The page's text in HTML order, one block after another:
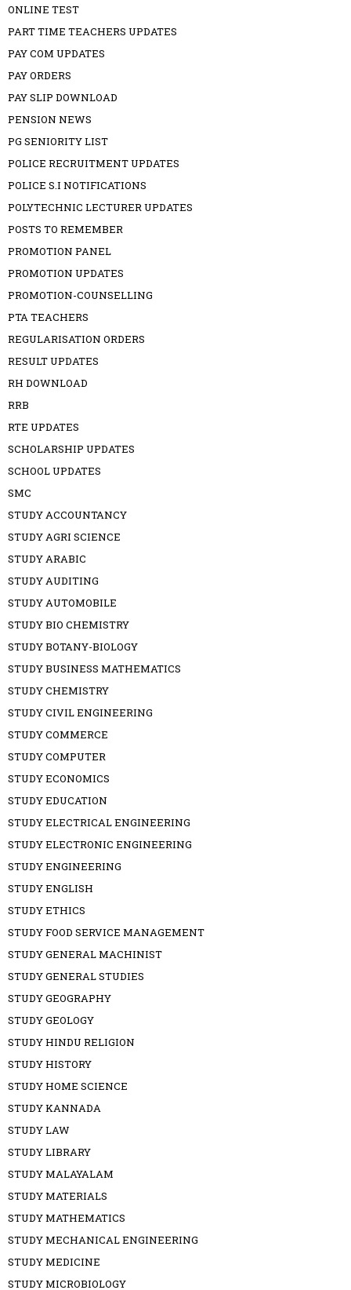
ONLINE TEST
PART TIME TEACHERS UPDATES
PAY COM UPDATES
PAY ORDERS
PAY SLIP DOWNLOAD
PENSION NEWS
PG SENIORITY LIST
POLICE RECRUITMENT UPDATES
POLICE S.I NOTIFICATIONS
POLYTECHNIC LECTURER UPDATES
POSTS TO REMEMBER
PROMOTION PANEL
PROMOTION UPDATES
PROMOTION-COUNSELLING
PTA TEACHERS
REGULARISATION ORDERS
RESULT UPDATES
RH DOWNLOAD
RRB
RTE UPDATES
SCHOLARSHIP UPDATES
SCHOOL UPDATES
SMC
STUDY ACCOUNTANCY
STUDY AGRI SCIENCE
STUDY ARABIC
STUDY AUDITING
STUDY AUTOMOBILE
STUDY BIO CHEMISTRY
STUDY BOTANY-BIOLOGY
STUDY BUSINESS MATHEMATICS
STUDY CHEMISTRY
STUDY CIVIL ENGINEERING
STUDY COMMERCE
STUDY COMPUTER
STUDY ECONOMICS
STUDY EDUCATION
STUDY ELECTRICAL ENGINEERING
STUDY ELECTRONIC ENGINEERING
STUDY ENGINEERING
STUDY ENGLISH
STUDY ETHICS
STUDY FOOD SERVICE MANAGEMENT
STUDY GENERAL MACHINIST
STUDY GENERAL STUDIES
STUDY GEOGRAPHY
STUDY GEOLOGY
STUDY HINDU RELIGION
STUDY HISTORY
STUDY HOME SCIENCE
STUDY KANNADA
STUDY LAW
STUDY LIBRARY
STUDY MALAYALAM
STUDY MATERIALS
STUDY MATHEMATICS
STUDY MECHANICAL ENGINEERING
STUDY MEDICINE
STUDY MICROBIOLOGY